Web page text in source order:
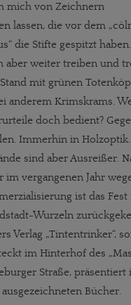
mich von Zeichnern
lassen, die vor dem
die Stifte gespitzt
aber weiter treiben und
mit grünen
anderem Krimskrams.
doch bedient?
Immerhin in Holzoptik.
sind aber Ausreißer.
im vergangenen Jahr
ist das Fest
Wurzeln
Verlag „Tintentrinker“,
im Hinterhof des
Straße, präsentiert
Bücher.